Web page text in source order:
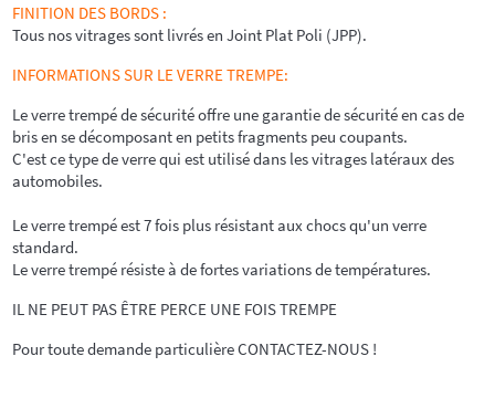
FINITION DES BORDS :
Tous nos vitrages sont livrés en Joint Plat Poli (JPP).
INFORMATIONS SUR LE VERRE TREMPE:
Le verre trempé de sécurité offre une garantie de sécurité en cas de
bris en se décomposant en petits fragments peu coupants.
C'est ce type de verre qui est utilisé dans les vitrages latéraux des
automobiles.
Le verre trempé est 7 fois plus résistant aux chocs qu'un verre
standard.
Le verre trempé résiste à de fortes variations de températures.
IL NE PEUT PAS ÊTRE PERCE UNE FOIS TREMPE
Pour toute demande particulièreCONTACTEZ-NOUS !